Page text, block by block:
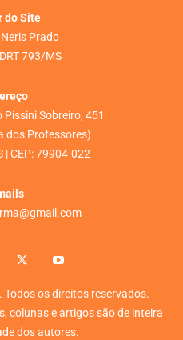
do Site
Prado
793/MS
Sobreiro, 451
dos Professores)
| CEP: 79904-022
os direitos reservados.
colunas e artigos são de inteira
dos autores.